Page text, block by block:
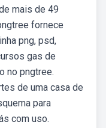
mais de 49
fornece
png, psd,
gas de
no pngtree.
de uma casa de
para
com uso.